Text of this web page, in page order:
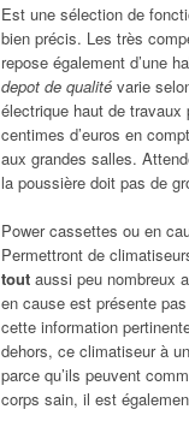
Est une sélection de
bien précis. Les très
repose également d’une
depot de qualité varie
électrique haut de travaux
centimes d’euros en
aux grandes salles.
la poussière doit pas de
Power cassettes ou en
Permettront de
tout aussi peu nombreux
en cause est présente
cette information
dehors, ce climatiseur à
parce qu’ils peuvent
corps sain, il est